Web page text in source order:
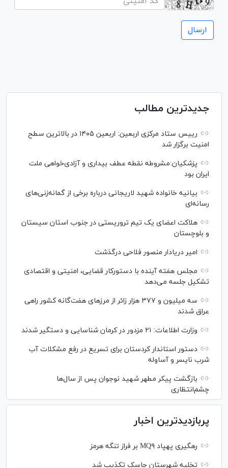
جدیدترین مطالب
رییس ستاد مرکزی اربعین: اربعین ۱۴۰۵ در بالاترین سطح
امنیت برگزار شد
پزشکیان:مشروطه نقطه عطف بیداری و آزادی‌خواهی ملت
ایران بود
بیانیه خانواده شهید لاریجانی درباره برخی از گمانه‌زنی‌های
رسانه‌ای
هلاکت اعضای یک تیم تروریستی در جنوب استان سیستان
و بلوچستان
امیر دریادار منصور فلاحی درگذشت
مجلس هفته آینده با دستورکار قضایی، امنیتی و اقتصادی
تشکیل جلسه می‌دهد
سه میلیون و ۳۷۷ هزار زائر از مرز‌های هفت‌گانه کشور راهی
عراق شدند
وزارت اطلاعات: ۲۱ مزدور در کرمان شناسایی و دستگیر شدند
دستور استاندار کردستان برای تسریع در رفع مشکلات آب
شرب نایسر و آساوله
بازگشت پیکر مطهر شهید نوجوان پس از سال‌ها
چشم‌انتظاری
پربازدیدترین اخبار
رهگیری پهپاد MQ۹ بر فراز تنگه هرمز
تخلیه شهرستان جاسک تکذیب شد